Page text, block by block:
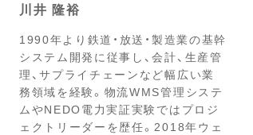
川井 隆裕
1990年より鉄道・放送・製造業の基幹
システム開発に従事し、会計、生産管
理、サプライチェーンなど幅広い業
務領域を経験。物流WMS管理システ
ムやNEDO電力実証実験ではプロジ
ェクトリーダーを歴任。2018年ウェ